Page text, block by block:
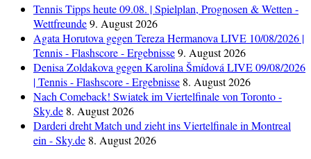
Tennis Tipps heute 09.08. | Spielplan, Prognosen & Wetten -
Wettfreunde9. August 2026
Agata Horutova gegen Tereza Hermanova LIVE 10/08/2026 |
Tennis - Flashscore - Ergebnisse9. August 2026
Denisa Zoldakova gegen Karolina Šmídová LIVE 09/08/2026
| Tennis - Flashscore - Ergebnisse 8. August 2026
Nach Comeback! Swiatek im Viertelfinale von Toronto -
Sky.de 8. August 2026
Darderi dreht Match und zieht ins Viertelfinale in Montreal
ein - Sky.de 8. August 2026